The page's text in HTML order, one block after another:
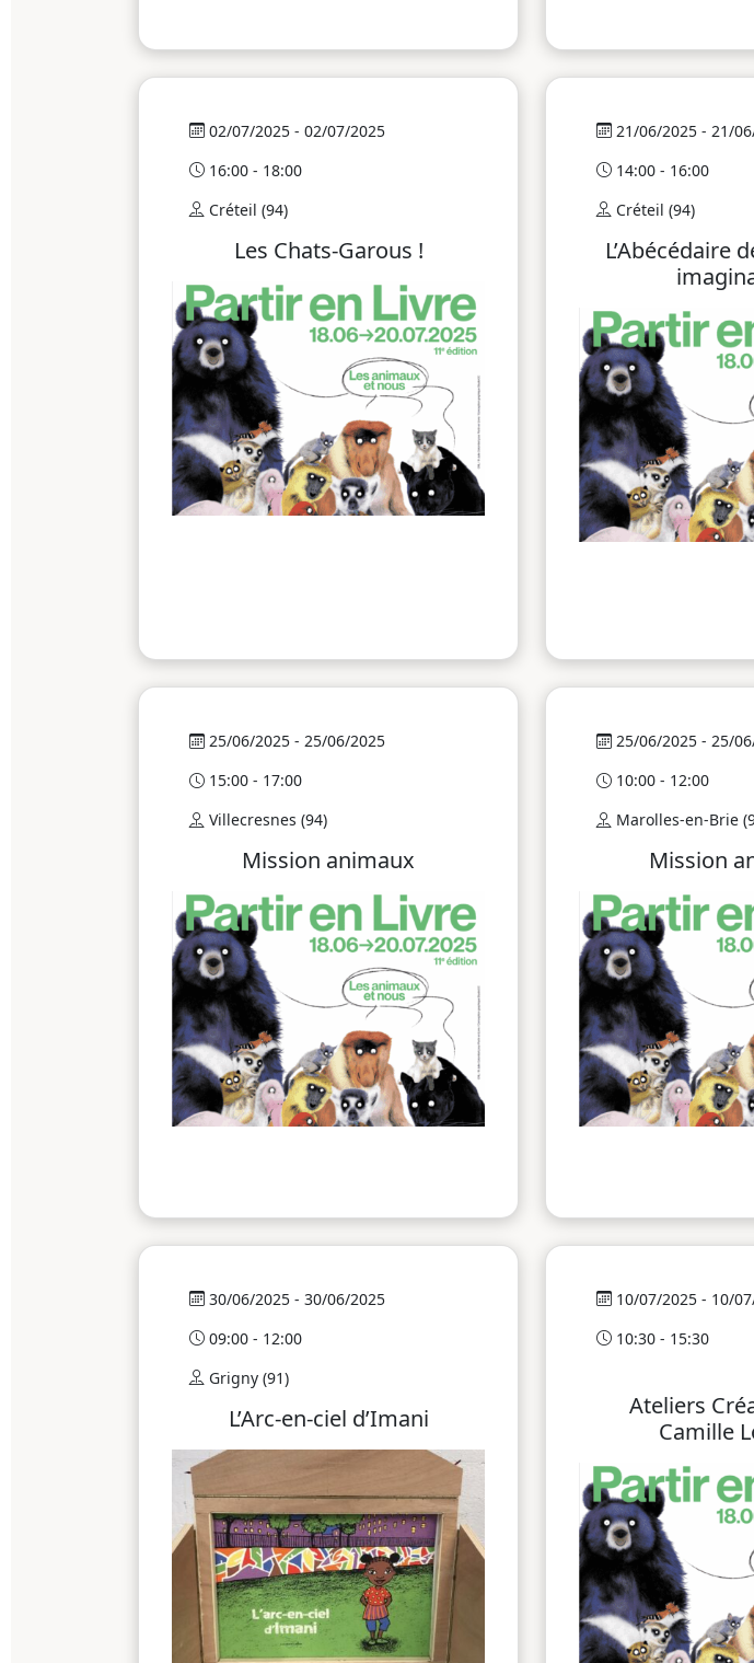
02/07/2025 - 02/07/2025
16:00 - 18:00
Créteil (94)
Les Chats-Garous !
21/06/2025 - 21/
14:00 - 16:00
Créteil (94)
L’Abécédaire
25/06/2025 - 25/06/2025
15:00 - 17:00
Villecresnes (94)
Mission animaux
25/06/2025 - 25/
10:00 - 12:00
Marolles-en-Brie
Mission
30/06/2025 - 30/06/2025
09:00 - 12:00
Grigny (91)
L’Arc-en-ciel d’Imani
10/07/2025 - 10/
10:30 - 15:30
Ateliers
Camille